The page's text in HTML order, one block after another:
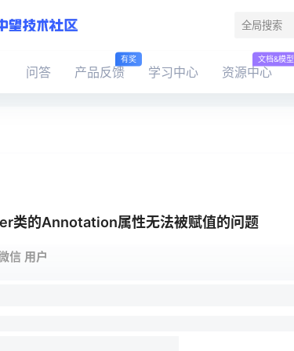
问答 产品反馈
有奖
学习中心 资源中心
文档&模型
类的Annotation属性无法被赋值的问题
信 用户